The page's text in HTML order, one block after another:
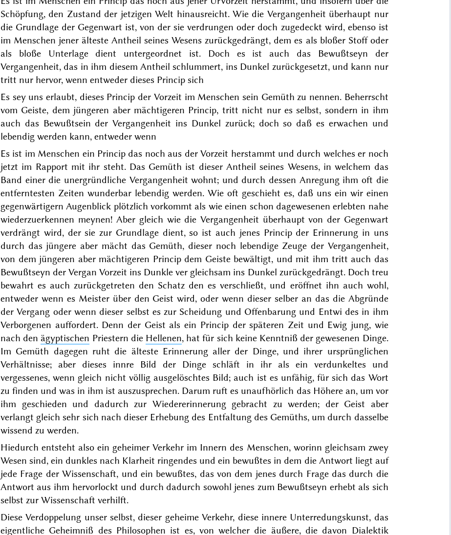
Schöpfung, den Zustand der jetzigen Welt hinausreicht. Wie die Vergangenheit überhaupt nur
die Grundlage der Gegenwart ist, von der sie verdrungen oder doch zugedeckt wird, ebenso ist
im Menschen jener älteste Antheil seines Wesens zurückgedrängt, dem es als bloßer Stoff oder
als bloße Unterlage dient untergeordnet ist. Doch es ist auch das Bewußtseyn der
Vergangenheit, das in ihm diesem Antheil schlummert, ins Dunkel zurückgesetzt, und kann nur
tritt nur hervor, wenn entweder dieses Princip sich
Es sey uns erlaubt, dieses Princip der Vorzeit im Menschen sein Gemüth zu nennen. Beherrscht
vom Geiste, dem jüngeren aber mächtigeren Princip, tritt nicht nur es selbst, sondern in ihm
auch das Bewußtsein der Vergangenheit ins Dunkel zurück; doch so daß es erwachen und
lebendig werden kann, entweder wenn
Es ist im Menschen ein Princip das noch aus der Vorzeit herstammt und durch welches er noch
jetzt im Rapport mit ihr steht. Das Gemüth ist dieser Antheil seines Wesens, in welchem das
Band einerdie unergründliche Vergangenheit wohnt; und durch dessen Anregung ihm oft die
entferntesten Zeiten wunderbar lebendig werden. Wie oft geschieht es, daß uns ein wir einen
gegenwärtigern Augenblick plötzlich vorkommt als wie einen schon dagewesenenerlebten nahe
wiederzuerkennen meynen! Aber gleich wie die Vergangenheit überhaupt von der Gegenwart
verdrängt wird, der sie zur Grundlage dient, so ist auch jenes Princip der Erinnerung in uns
durch das jüngere aber mächt das Gemüth, dieser noch lebendige Zeuge der Vergangenheit,
von dem jüngeren aber mächtigeren Princip dem Geiste bewältigt, und mit ihm tritt auch das
Bewußtseyn der Vergan Vorzeit ins Dunkle ver gleichsam ins Dunkel zurückgedrängt. Doch treu
bewahrt es auch zurückgetreten den Schatz den es verschließt, und eröffnet ihn auch wohl,
entweder wenn es Meister über den Geist wird,oder wenn dieser selber an das die Abgründe
der Vergang oder wenn dieser selbst es zur Scheidung und Offenbarung und Entwi des in ihm
Verborgenen auffordert. Denn der Geist als ein Princip der späteren Zeit und Ewig jung, wie
nach den ägyptischen Priestern die Hellenen, hat für sich keine Kenntniß der gewesenen Dinge.
Im Gemüth dagegen ruht die älteste Erinnerung aller der Dinge, und ihrer ursprünglichen
Verhältnisse; aber dieses innre Bild der Dingeschläft in ihr als ein verdunkeltes und
vergessenes, wenn gleich nicht völlig ausgelöschtes Bild; auch ist es unfähig, für sich das Wort
zu finden und was in ihm ist auszusprechen. Darum ruft es unaufhörlich das Höhere an, um vor
ihm geschieden und dadurch zur Wiedererinnerung gebracht zu werden; der Geist aber
verlangt gleich sehr sich nach dieser Erhebung des Entfaltung des Gemüths, um durch dasselbe
wissend zu werden.
Hiedurch entsteht also ein geheimer Verkehr im Innern des Menschen, worinn gleichsam zwey
Wesen sind, ein dunkles nach Klarheit ringendes und ein bewußtes in dem die Antwort liegt auf
jede Frage der Wissenschaft, und ein bewußtes, das von dem jenes durch Fragedas durch die
Antwort aus ihm hervorlockt und durch dadurch sowohl jenes zum Bewußtseyn erhebt als sich
selbst zur Wissenschaft verhilft.
Diese Verdoppelung unser selbst, dieser geheime Verkehr, diese innere Unterredungskunst, das
eigentliche Geheimniß des Philosophen ist es, von welcher die äußere, die davon Dialektik